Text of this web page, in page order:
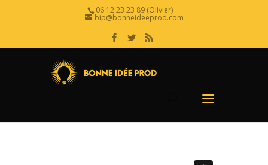
06 12 23 23 89 (Olivier)
bip@bonneideeprod.com